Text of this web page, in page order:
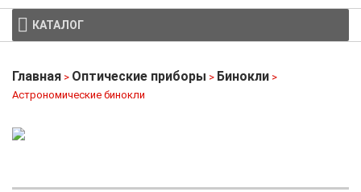
КАТАЛОГ
Главная > Оптические приборы > Бинокли >
Астрономические бинокли